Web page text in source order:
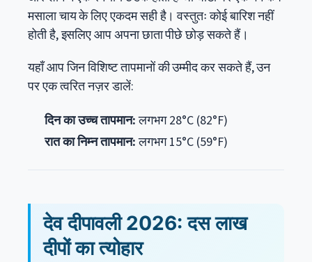
मसाला चाय के लिए एकदम सही है। वस्तुतः कोई बारिश नहीं
होती है, इसलिए आप अपना छाता पीछे छोड़ सकते हैं।
यहाँ आप जिन विशिष्ट तापमानों की उम्मीद कर सकते हैं, उन
पर एक त्वरित नज़र डालें:
दिन का उच्च तापमान:लगभग 28°C (82°F)
रात का निम्न तापमान:लगभग 15°C (59°F)
देव दीपावली 2026: दस लाख
दीपों का त्योहार